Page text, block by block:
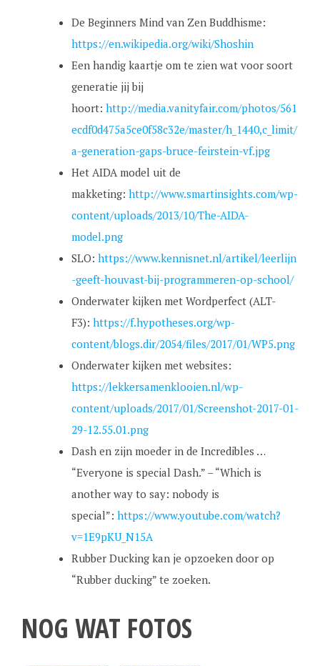
De Beginners Mind van Zen Buddhisme:
https://en.wikipedia.org/wiki/Shoshin
Een handig kaartje om te zien wat voor soort
generatie jij bij
hoort: http://media.vanityfair.com/photos/561
ecdf0d475a5ce0f58c32e/master/h_1440,c_limit/
a-generation-gaps-bruce-feirstein-vf.jpg
Het AIDA model uit de
makketing: http://www.smartinsights.com/wp-
content/uploads/2013/10/The-AIDA-
model.png
SLO: https://www.kennisnet.nl/artikel/leerlijn
-geeft-houvast-bij-programmeren-op-school/
Onderwater kijken met Wordperfect (ALT-
F3): https://f.hypotheses.org/wp-
content/blogs.dir/2054/files/2017/01/WP5.png
Onderwater kijken met websites:
https://lekkersamenklooien.nl/wp-
content/uploads/2017/01/Screenshot-2017-01-
29-12.55.01.png
Dash en zijn moeder in de Incredibles …
“Everyone is special Dash.” – “Which is
another way to say: nobody is
special”: https://www.youtube.com/watch?
v=1E9pKU_N15A
Rubber Ducking kan je opzoeken door op
“Rubber ducking” te zoeken.
NOG WAT FOTOS